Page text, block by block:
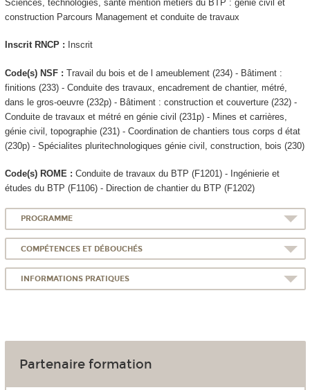
Sciences, technologies, santé mention métiers du BTP : génie civil et
construction Parcours Management et conduite de travaux
Inscrit RNCP : Inscrit
Code(s) NSF : Travail du bois et de l ameublement (234) - Bâtiment :
finitions (233) - Conduite des travaux, encadrement de chantier, métré,
dans le gros-oeuvre (232p) - Bâtiment : construction et couverture (232) -
Conduite de travaux et métré en génie civil (231p) - Mines et carrières,
génie civil, topographie (231) - Coordination de chantiers tous corps d état
(230p) - Spécialites pluritechnologiques génie civil, construction, bois (230)
Code(s) ROME : Conduite de travaux du BTP (F1201) - Ingénierie et
études du BTP (F1106) - Direction de chantier du BTP (F1202)
PROGRAMME
COMPÉTENCES ET DÉBOUCHÉS
INFORMATIONS PRATIQUES
Partenaire formation